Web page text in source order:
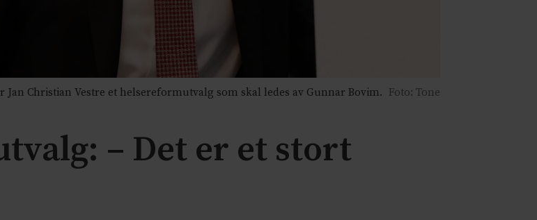
Jan Christian Vestre et helsereformutvalg som skal ledes av Gunnar Bovim. Foto: Tone
– Det er et stort